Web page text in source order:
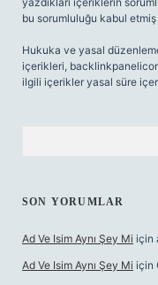
bu sorumluluğu kabul etmiş
Hukuka ve yasal
içerikleri,
ilgili içerikler yasal süre
SON YORUMLAR
Ad Ve Isim Aynı Şey Mi için
Ad Ve Isim Aynı Şey Mi için